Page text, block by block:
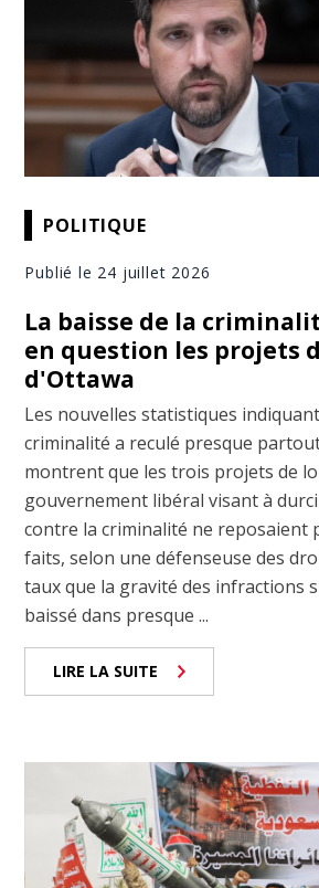
POLITIQUE
Publié le 24 juillet 2026
La baisse de la
en question les projets
d'Ottawa
Les nouvelles statistiques
criminalité a reculé presque
montrent que les trois projets de
gouvernement libéral visant à
contre la criminalité ne reposaient
faits, selon une défenseuse des
taux que la gravité des infractions
baissé dans presque ...
LIRE LA SUITE